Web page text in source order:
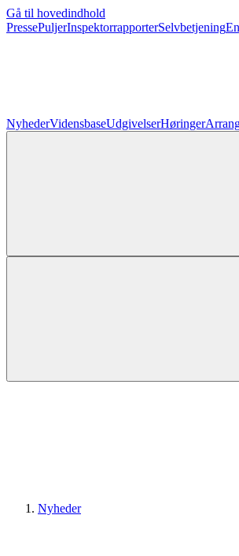
Gå til hovedindhold
PressePuljerInspektorrapporterSelvbetjening
NyhederVidensbaseUdgivelserHøringer
Nyheder